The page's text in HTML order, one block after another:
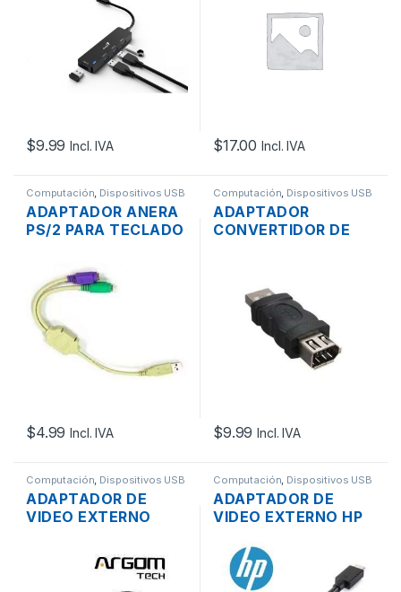
$9.99 Incl. IVA $17.00 Incl. IVA
Computación Dispositivos USB
ADAPTADOR ANERA
PS/2 PARA TECLADO
USB 2.0 MACHO
$4.99 Incl. IVA
Computación Dispositivos USB
ADAPTADOR
CONVERTIDOR DE
$9.99 Incl. IVA
Computación Dispositivos USB
ADAPTADOR DE
VIDEO EXTERNO
0060 DE USB-C A
HDMI ULTRA HD 4K
Computación Dispositivos USB
ADAPTADOR DE
VIDEO EXTERNO HP
TIPO C A HDMI 2.0